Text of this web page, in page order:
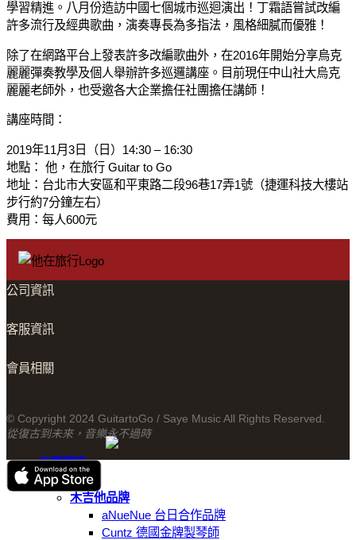
學習精進。八月份造訪中國七個城市巡迴演出！丁霜語嘗試改編
許多流行及經典歌曲，演奏專長為多指法，風格細膩而優雅！
除了在網路平台上發表許多改編歌曲外，在2016年開始分享烏克
麗麗彈奏教學及個人舉辦許多巡邏講座。目前現任中山社大烏克
麗麗老師外，也受邀各大企業擔任社團擔任講師！
講座時間：
2019年11月3日（日）14:30 – 16:30
地點： 他，在旅行 Guitar to Go
地址：台北市大安區和平東路二段96巷17弄1號（捷運科技大樓站
步行約7分鐘左右）
費用：每人600元
公司資訊
客服資訊
會員相關
© Copyright 2024 GuitartoGo / Saye Music All Rights Reserved.
從復古到未來，音樂永不過時
交通資訊
線上商城
木吉他品牌
aNueNue 台日合作品牌
Cuntz 德國金牌製琴師